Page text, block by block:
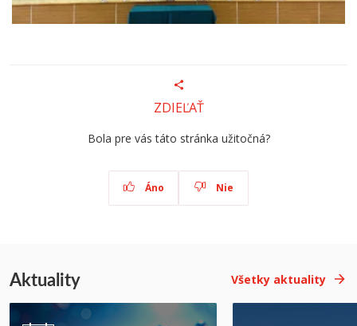
ZDIEĽAŤ
Bola pre vás táto stránka užitočná?
Áno Nie
Aktuality Všetky aktuality